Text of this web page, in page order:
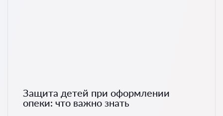
Защита детей при оформлении
опеки: что важно знать